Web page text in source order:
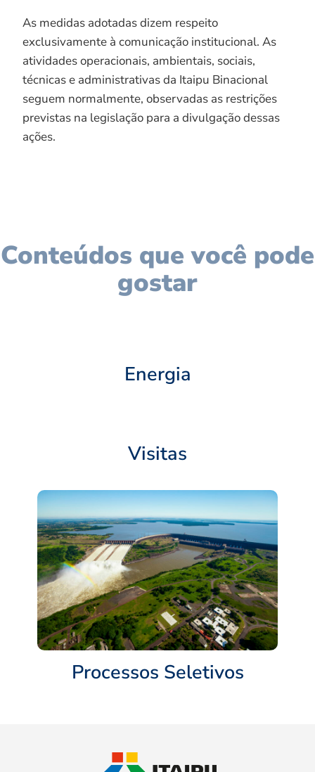
As medidas adotadas dizem respeito
exclusivamente à comunicação institucional. As
atividades operacionais, ambientais, sociais,
técnicas e administrativas da Itaipu Binacional
seguem normalmente, observadas as restrições
previstas na legislação para a divulgação dessas
ações.
Conteúdos que você pode
gostar
Energia
Visitas
Processos Seletivos